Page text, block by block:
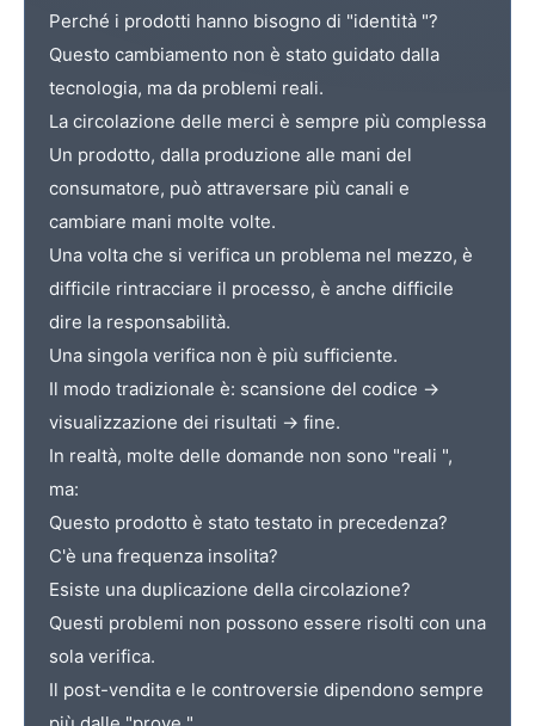
Perché i prodotti hanno bisogno di "identità "?
Questo cambiamento non è stato guidato dalla
tecnologia, ma da problemi reali.
La circolazione delle merci è sempre più complessa
Un prodotto, dalla produzione alle mani del
consumatore, può attraversare più canali e
cambiare mani molte volte.
Una volta che si verifica un problema nel mezzo, è
difficile rintracciare il processo, è anche difficile
dire la responsabilità.
Una singola verifica non è più sufficiente.
Il modo tradizionale è: scansione del codice →
visualizzazione dei risultati → fine.
In realtà, molte delle domande non sono "reali ",
ma:
Questo prodotto è stato testato in precedenza?
C'è una frequenza insolita?
Esiste una duplicazione della circolazione?
Questi problemi non possono essere risolti con una
sola verifica.
Il post-vendita e le controversie dipendono sempre